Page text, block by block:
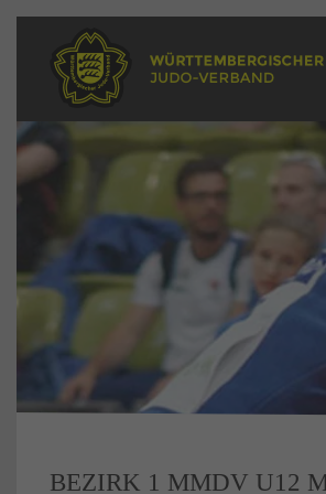
BEZIRK 1 MMDV U12